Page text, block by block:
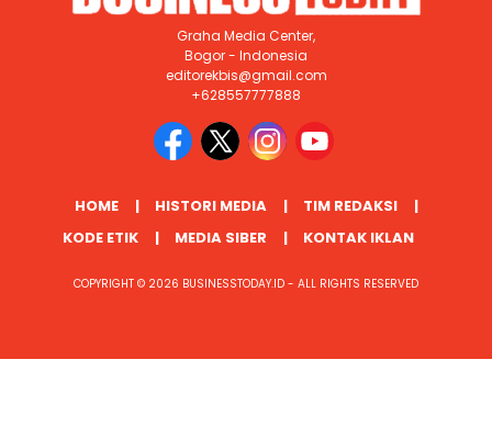
Graha Media Center,
Bogor - Indonesia
editorekbis@gmail.com
+628557777888
HOME HISTORI MEDIA
TIM REDAKSI
KODE ETIK
MEDIA SIBER KONTAK IKLAN
COPYRIGHT © 2026 BUSINESSTODAY.ID - ALL RIGHTS RESERVED